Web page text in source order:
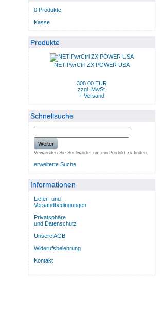
0 Produkte
Kasse
Produkte
NET-PwrCtrl ZX POWER USA
308.00 EUR
zzgl. MwSt.
+ Versand
Schnellsuche
Weiter
Verwenden Sie Stichworte, um ein Produkt zu finden.
erweiterte Suche
Informationen
Liefer- und
Versandbedingungen
Privatsphäre
und Datenschutz
Unsere AGB
Widerufsbelehrung
Kontakt